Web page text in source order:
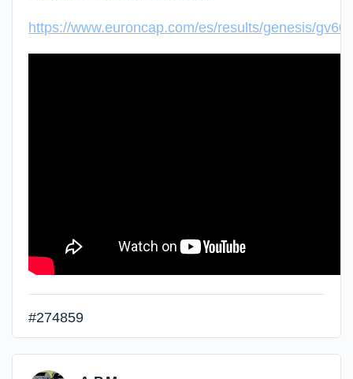
https://www.euroncap.com/es/results/genesis/
#274859